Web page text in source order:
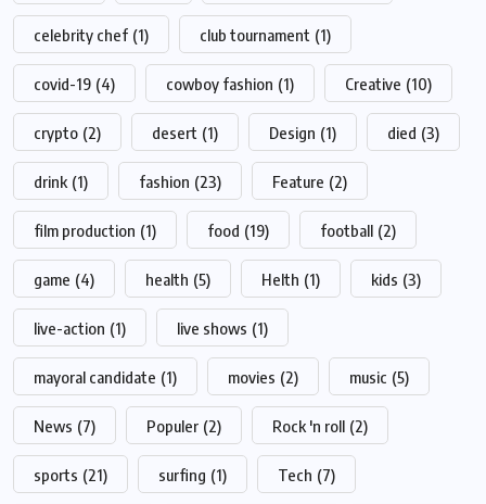
celebrity chef (1) club tournament (1)
covid-19 (4) cowboy fashion (1) Creative (10)
crypto (2) desert (1) Design (1) died (3)
drink (1) fashion (23) Feature (2)
film production (1) food (19) football (2)
game (4) health (5) Helth (1) kids (3)
live-action (1) live shows (1)
mayoral candidate (1) movies (2) music (5)
News (7) Populer (2) Rock 'n roll (2)
sports (21) surfing (1) Tech (7)